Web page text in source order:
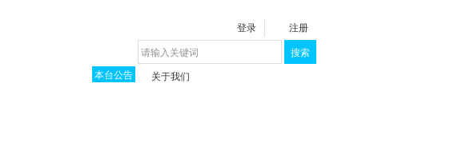
登录
注册
搜索
本台公告
关于我们